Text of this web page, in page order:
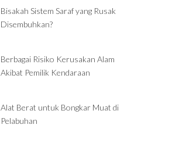
Bisakah Sistem Saraf yang Rusak
Disembuhkan?
Berbagai Risiko Kerusakan Alam
Akibat Pemilik Kendaraan
Alat Berat untuk Bongkar Muat di
Pelabuhan